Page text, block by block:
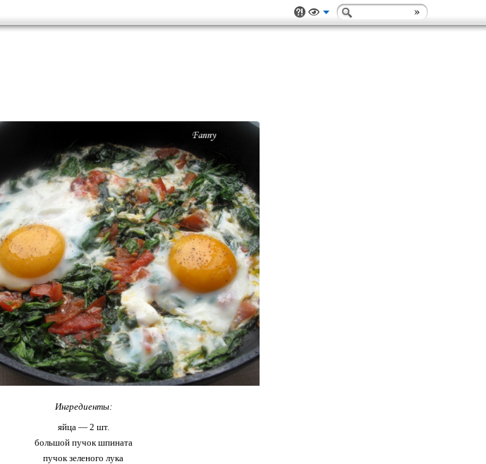
Ингредиенты:
яйца — 2 шт.
большой пучок шпината
пучок зеленого лука